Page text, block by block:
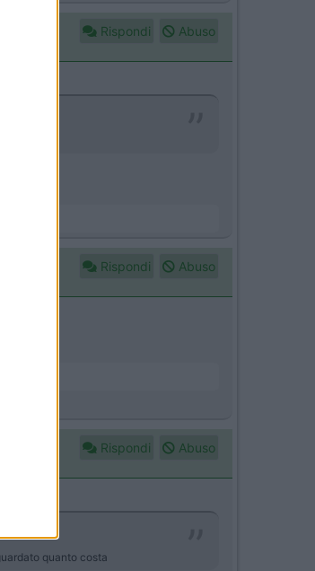
Rispondi Abuso
Rispondi Abuso
Rispondi Abuso
quanto costa